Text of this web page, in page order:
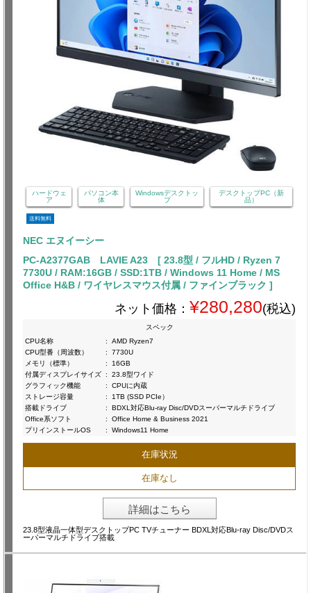
ハードウェ
ア
パソコン本
体
Windowsデスクトッ
プ
デスクトップPC（新
品）
送料無料
NEC エヌイーシー
PC-A2377GAB LAVIE A23 [ 23.8型 / フルHD / Ryzen 7
7730U / RAM:16GB / SSD:1TB / Windows 11 Home / MS
Office H&B / ワイヤレスマウス付属 / ファインブラック ]
ネット価格： ¥280,280(税込)
スペック
CPU名称
:
AMD Ryzen7
CPU型番（周波数）
:
7730U
メモリ（標準）
:
16GB
付属ディスプレイサイズ :
23.8型ワイド
グラフィック機能
:
CPUに内蔵
ストレージ容量
:
1TB (SSD PCIe）
搭載ドライブ
:
BDXL対応Blu-ray Disc/DVDスーパーマルチドライブ
Office系ソフト
:
Office Home & Business 2021
プリインストールOS
: Windows11 Home
在庫状況
在庫なし
詳細はこちら
23.8型液晶一体型デスクトップPC TVチューナー BDXL対応Blu-ray Disc/DVDス
ーパーマルチドライブ搭載